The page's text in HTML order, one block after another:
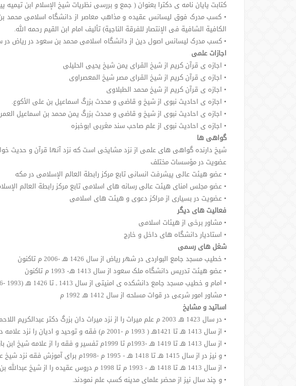
کتابت پایان نامه ی دکترا بعنوان ( جمع و بررسی نظریات شیخ الإسلام ابن تیمیه
الکافیة الشافیة فی الإنتصار للفرقة الناجیة) تألیف امام ابن القیم رحمه الله.
• کسب مدرک لیسانس اصول دین از دانشگاه اسلامی محمد بن سعود در ریاض در سال 1411هـ
اجازات علمی
• اجازه ی قرآن کریم از شیخ القرای یمن شیخ یحیی الحلیلی
• اجازه ی قرآن کریم از شیخ القرای مصر شیخ المعصراوی
• اجازه ی قرآن کریم از شیخ محمد الطبلاوی
• اجازه ی احادیث نبوی از شیخ و قاضی و محدث بزرگ اسماعیل بن علی الأکوع.
• اجازه ی احادیث نبوی از شیخ و قاضی و محدث بزرگ یمن محمد بن اسماعیل
• اجازه ی احادیث نبوی از علم صاحب سند مغربی ابوخبزه
گواهی ها
شیخ دارنده گواهی های علمی از نزد مشایخی است که نزد آنها قرآن و حدیث
عضویت در مؤسسات مختلف
• عضو هیئت عالی پیشرفت انسانی تابع مرکز رابطة العالم الإسلامی در مکه
• عضو مجلس امنای هیئت عالی رسانه های اسلامی تابع مرکز رابطة العالم
• عضویت در بسیاری از مراکز دعوی و هیئت های اسلامی
فعالیت های دیگر
• مشاور برخی از هیئات اسلامی
• استادیار دانشگاه های داخل و خارج
شغل های رسمی
• خطیب مسجد جامع البواردی در شهر ریاض از سال 1426 هـ -2006 م تاکنون
• عضو هیئت تدریس دانشگاه ملک سعود از سال 1413 هـ- 1993 م تاکنون
• امام و خطیب مسجد جامع دانشکده ی امنیتی از سال 1413 ـ تا 1426 هـ (1993 -2006 م)
• مشاور امور شرعی در قوات مسلحه از سال 1412 هـ 1992 م
اساتید و مشایخ
• در سال 1423 هـ 2003 م علم میراث را از نزد میراث دان بزرگ دکتر عبدالکریم اللاحم فرا گرفتند
• از سال 1413 هـ تا 1421هـ ( 1993 م -2001 م) فقه و توحید و ادیان را نزد علامه دکتر عبدالله بن جبرین رحمه الله آموختند.
• از سال 1413 هـ تا 1419 هـ -1993م تا 1999م تفسیر و فقه را از علامه شیخ ابن باز رحمه الله فرا گرفتند.
• و نیز در از سال 1415 هـ تا 1418 هـ - 1995 م -1998م برای آموزش فقه نزد شیخ عبدالرحمن البراک زانوی تلمذ زدند.
• از سال 1413 هـ تا 1418 هـ - 1993 م تا 1998 م دروس عقیده را از شیخ عبدالله بن قعود فرا گرفتند.
• و چند سال نیز از محضر علمای مدینه کسب علم نمودند.